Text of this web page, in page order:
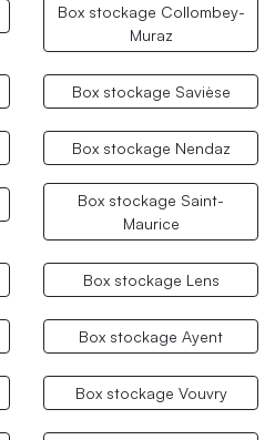
Box stockage Collombey-
Muraz
Box stockage Savièse
Box stockage Nendaz
Box stockage Saint-
Maurice
Box stockage Lens
Box stockage Ayent
Box stockage Vouvry